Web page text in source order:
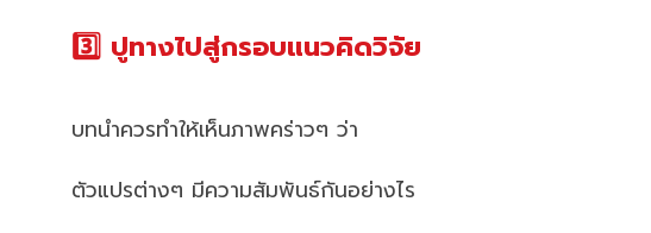
3️⃣ ปูทางไปสู่กรอบแนวคิดวิจัย
บทนำควรทำให้เห็นภาพคร่าวๆ ว่า
ตัวแปรต่างๆ มีความสัมพันธ์กันอย่างไร